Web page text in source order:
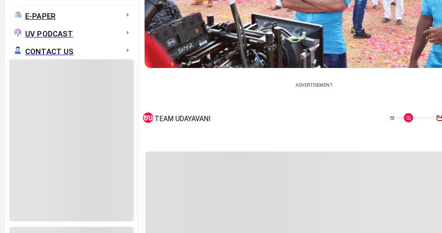
E-PAPER
UV PODCAST
CONTACT US
ADVERTISEMENT
TEAM UDAYAVANI ಅ